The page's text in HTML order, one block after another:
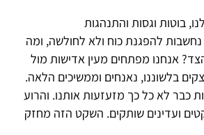
בוטות וגסות והתנהגות
להפגנת כוח ולא לחולשה, ומה
אנחנו מפתחים מעין אדישות מול
בלשוננו, נאנחים וממשיכים הלאה.
כבר לא כל כך מזעזעות אותנו. והרוע
ועדינים שותקים. השקט הזה מחזק